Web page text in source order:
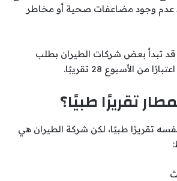
وجود مضاعفات صحية أو مخاطر
تبدأ بعض شركات الطيران بطلب
من الأسبوع 28 تقريبًا.
تقريرًا طبيًا؟
تقريرًا طبيًا، لكن شركة الطيران هي